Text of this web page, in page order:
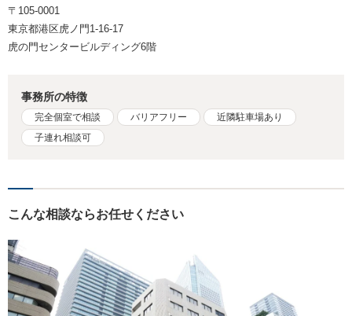
〒105-0001
東京都港区虎ノ門1-16-17
虎の門センタービルディング6階
事務所の特徴
完全個室で相談 バリアフリー
近隣駐車場あり
子連れ相談可
こんな相談ならお任せください